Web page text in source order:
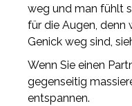
weg und man fühlt
für die Augen, denn
Genick weg sind,
Wenn Sie einen
gegenseitig
entspannen.